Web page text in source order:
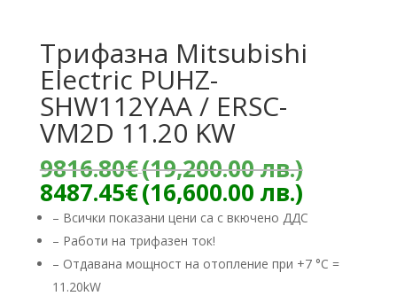
Трифазна Mitsubishi
Electric PUHZ-
SHW112YАA / ERSC-
VM2D 11.20 KW
9816.80€(19,200.00 лв.)
лв.).
8487.45€(16,600.00 лв.)
цена
е:
– Всички показани цени са с вкючено ДДС
– Работи на трифазен ток!
– Отдавана мощност на отопление при +7 °C =
11.20kW